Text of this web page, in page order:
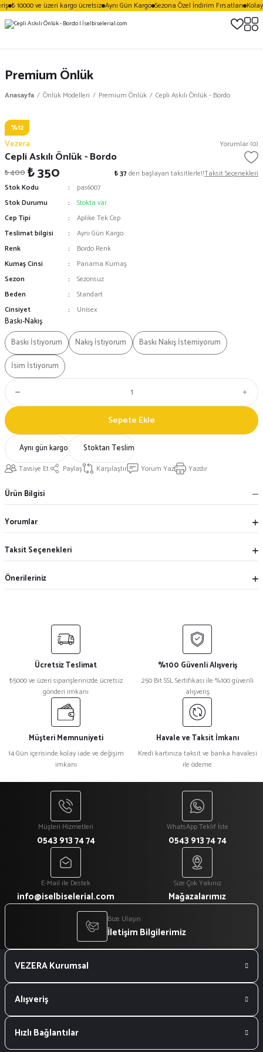
₺ 10000 ve üzeri kargo ücretsiz Aynı Gün Kargo Sezona Özel İndirim Fırsatları Kolay
Premium Önlük
Anasayfa Önlük Modelleri Premium Önlük Cepli Askılı Önlük - Bordo
%12
Vezera Yorumlar (0)
Cepli Askılı Önlük - Bordo
₺ 400₺ 350 ₺ 37den başlayan taksitlerle!!Taksit Seçenekleri
Stok Kodu
pas6007
Stok Durumu
Stokta var
Cep Tipi
Aplike Tek Cep
Teslimat bilgisi
Aynı Gün Kargo
Renk
Bordo Renk
Kumaş Cinsi
Panama Kumaş
Sezon
Sezonsuz
Beden
Standart
Cinsiyet
Unisex
Baskı-Nakış
Baskı İstiyorum
Nakış İstiyorum
Baskı Nakış İstemiyorum
İsim İstiyorum
Sepete Ekle
Aynı gün kargo Stoktan Teslim
Tavsiye Et Paylaş Karşılaştır Yorum Yaz Yazdır
Ürün Bilgisi
Yorumlar
Taksit Seçenekleri
Önerileriniz
Ücretsiz Teslimat
₺5000 ve üzeri siparişlerinizde ücretsiz
gönderi imkanı
%100 Güvenli Alışveriş
250 Bit SSL Sertifikası ile %100 güvenli
alışveriş
Müşteri Memnuniyeti
14 Gün içerisinde kolay iade ve değişim
imkanı
Havale ve Taksit İmkanı
Kredi kartınıza taksit ve banka havalesi
ile ödeme
Müşteri Hizmetleri
0543 913 74 74
WhatsApp Teklif İste
0543 913 74 74
E-Mail ile Destek
info@iselbiselerial.com
Size Çok Yakınız
Mağazalarımız
Bize Ulaşın
İletişim Bilgilerimiz
VEZERA Kurumsal
Alışveriş
Hızlı Bağlantılar